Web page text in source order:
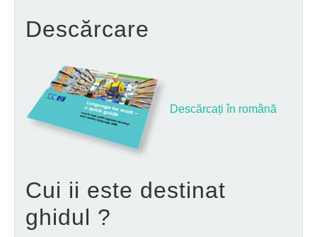
Descărcare
Descărcați în română
Cui ii este destinat
ghidul ?